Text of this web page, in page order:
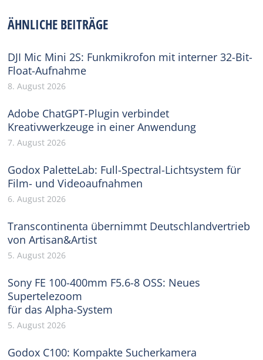
ÄHNLICHE BEITRÄGE
DJI Mic Mini 2S: Funkmikrofon mit interner 32-Bit-
Float-Aufnahme
8. August 2026
Adobe ChatGPT-Plugin verbindet
Kreativwerkzeuge in einer Anwendung
7. August 2026
Godox PaletteLab: Full-Spectral-Lichtsystem für
Film- und Videoaufnahmen
6. August 2026
Transcontinenta übernimmt Deutschlandvertrieb
von Artisan&Artist
5. August 2026
Sony FE 100-400mm F5.6-8 OSS: Neues
Supertelezoom
für das Alpha-System
5. August 2026
Godox C100: Kompakte Sucherkamera